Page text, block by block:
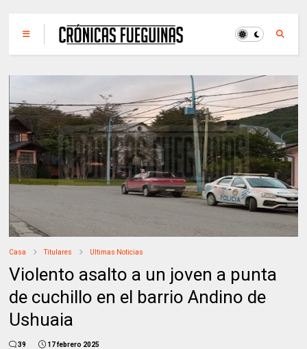
Casa Titulares Ultimas Noticias
Violento asalto a un joven a punta
de cuchillo en el barrio Andino de
Ushuaia
39 17 febrero 2025